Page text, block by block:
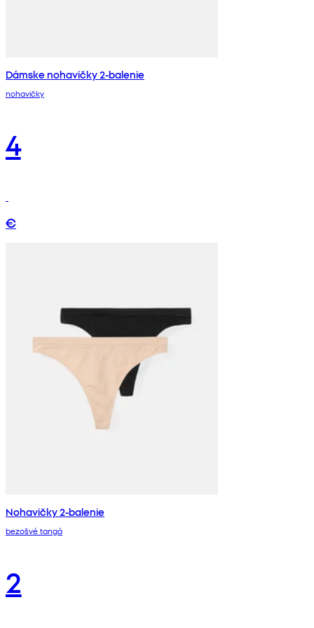
Dámske nohavičky 2-balenie
nohavičky
4
€
Nohavičky 2-balenie
bezošvé tangá
2